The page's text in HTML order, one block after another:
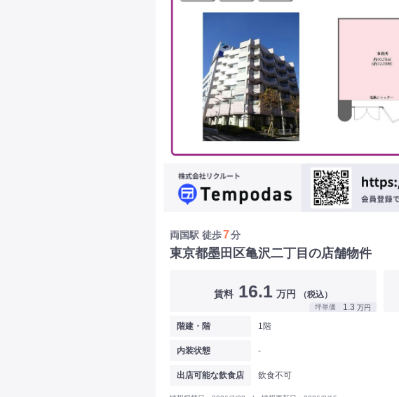
両国駅 徒歩7分
東京都墨田区亀沢二丁目の店舗物件
賃料 16.1 万円 （税込）
坪単価 1.3 万円
階建・階 1階
内装状態 -
出店可能な飲食店 飲食不可